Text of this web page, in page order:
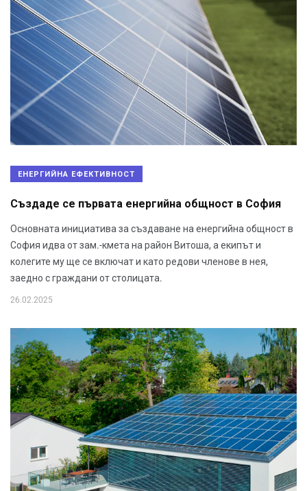
ЕНЕРГИЙНА ЕФЕКТИВНОСТ
Създаде се първата енергийна общност в София
Основната инициатива за създаване на енергийна общност в
София идва от зам.-кмета на район Витоша, а екипът и
колегите му ще се включат и като редови членове в нея,
заедно с граждани от столицата.
26.02.2025